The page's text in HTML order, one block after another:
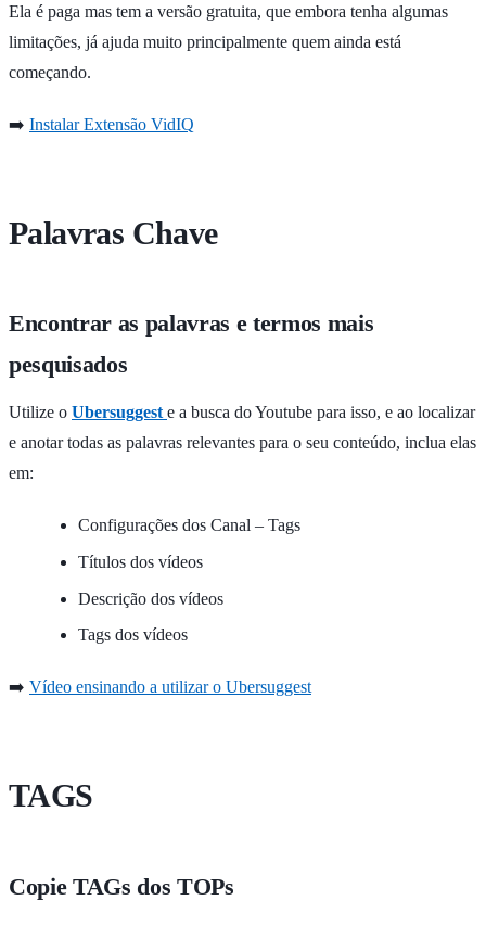
Ela é paga mas tem a versão gratuita, que embora tenha algumas
limitações, já ajuda muito principalmente quem ainda está
começando.
➡️ Instalar Extensão VidIQ
Palavras Chave
Encontrar as palavras e termos mais
pesquisados
Utilize o Ubersuggest e a busca do Youtube para isso, e ao localizar
e anotar todas as palavras relevantes para o seu conteúdo, inclua elas
em:
Configurações dos Canal – Tags
Títulos dos vídeos
Descrição dos vídeos
Tags dos vídeos
➡️ Vídeo ensinando a utilizar o Ubersuggest
TAGS
Copie TAGs dos TOPs